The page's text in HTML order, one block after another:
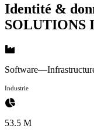
Identité &
SOLUTIONS
Industrie
53.5 M